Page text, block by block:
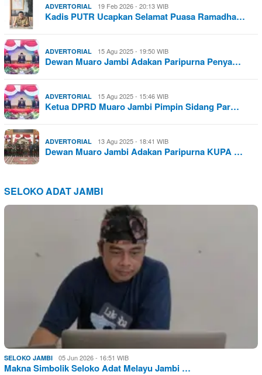
ADVERTORIAL 19 Feb 2026 - 20:13 WIB
Kadis PUTR Ucapkan Selamat Puasa Ramadha…
ADVERTORIAL 15 Agu 2025 - 19:50 WIB
Dewan Muaro Jambi Adakan Paripurna Penya…
ADVERTORIAL 15 Agu 2025 - 15:46 WIB
Ketua DPRD Muaro Jambi Pimpin Sidang Par…
ADVERTORIAL 13 Agu 2025 - 18:41 WIB
Dewan Muaro Jambi Adakan Paripurna KUPA …
SELOKO ADAT JAMBI
SELOKO JAMBI 05 Jun 2026 - 16:51 WIB
Makna Simbolik Seloko Adat Melayu Jambi …